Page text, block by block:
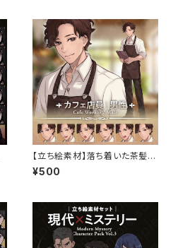
【立ち絵素材】落ち着いた茶髪の
好青年キャラクター・茶色エプロ
ンのカフェ店員風デザイン・表情
¥500